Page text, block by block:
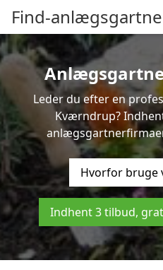
Find-
Leder du efter en
Kværndrup?
Hvorfor bruge
Indhent 3 tilbud,